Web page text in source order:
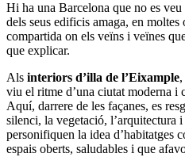
Hi ha una Barcelona que no es
dels seus edificis amaga, en
compartida on els veïns i veïnes
que explicar.
Als interiors d’illa de l’Eixample
viu el ritme d’una ciutat moderna i
Aquí, darrere de les façanes, es
silenci, la vegetació, l’arquitectura
personifiquen la idea d’habitatges
espais oberts, saludables i que